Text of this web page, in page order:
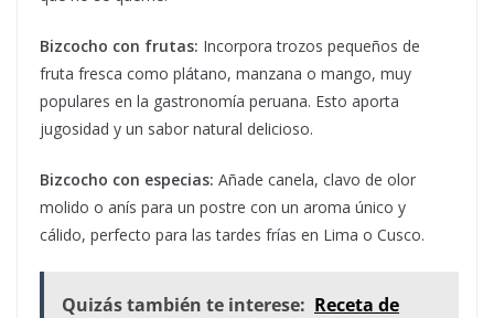
Bizcocho con frutas: Incorpora trozos pequeños de
fruta fresca como plátano, manzana o mango, muy
populares en la gastronomía peruana. Esto aporta
jugosidad y un sabor natural delicioso.
Bizcocho con especias: Añade canela, clavo de olor
molido o anís para un postre con un aroma único y
cálido, perfecto para las tardes frías en Lima o Cusco.
Quizás también te interese: Receta de